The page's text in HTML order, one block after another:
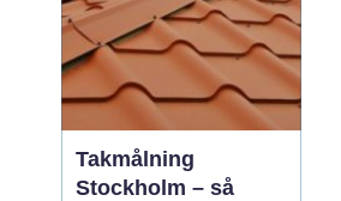
Takmålning
Stockholm – så